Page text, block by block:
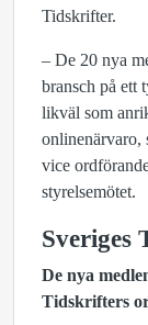
Tidskrifter.
– De 20 nya
bransch på ett
likväl som
onlinenärvaro,
vice
styrelsemötet.
Sveriges
De nya
Tidskrifters